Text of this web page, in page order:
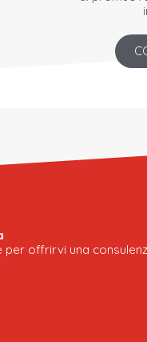
offrirvi una